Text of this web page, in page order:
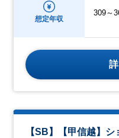
想定年収
309～
【SB】【甲信越】シ